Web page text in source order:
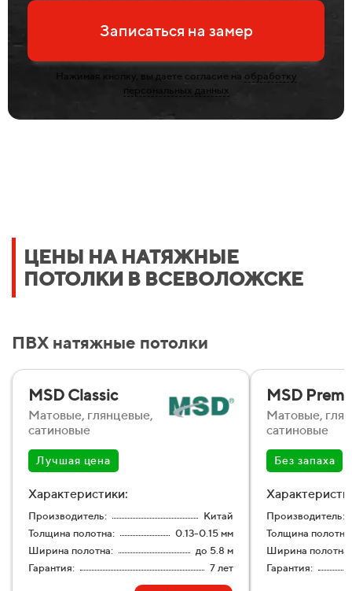
Записаться на замер
Нажимая кнопку, вы даете согласие на обработку
персональных данных
ЦЕНЫ НА НАТЯЖНЫЕ
ПОТОЛКИ В ВСЕВОЛОЖСКЕ
ПВХ натяжные потолки
MSD Classic
Матовые, глянцевые,
сатиновые
Лучшая цена
Характеристики:
Производитель:
Китай
Толщина полотна:
0.13-0.15 мм
Ширина полотна:
до 5.8 м
Гарантия:
7 лет
MSD
Матовые,
сатиновые
Без запаха
Производитель:
Толщина
Ширина полотна:
Гарантия: